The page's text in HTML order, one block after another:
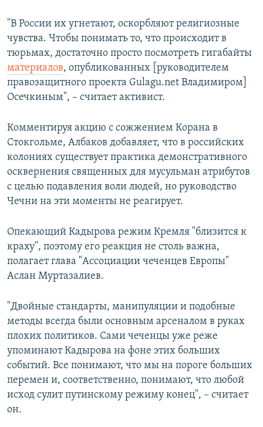
"В России их угнетают, оскорбляют религиозные
чувства. Чтобы понимать то, что происходит в
тюрьмах, достаточно просто посмотреть гигабайты
материалов, опубликованных [​руководителем
правозащитного проекта Gulagu.net Владимиром]
Осечкиным", – считает активист.
Комментируя акцию с сожжением Корана в
Стокгольме, Албаков добавляет, что в российских
колониях существует практика демонстративного
осквернения священных для мусульман атрибутов
с целью подавления воли людей, но руководство
Чечни на эти моменты не реагирует.
Опекающий Кадырова режим Кремля "близится к
краху", поэтому его реакция не столь важна,
полагает глава "Ассоциации чеченцев Европы"
Аслан Муртазалиев.
"Двойные стандарты, манипуляции и подобные
методы всегда были основным арсеналом в руках
плохих политиков. Сами чеченцы уже реже
упоминают Кадырова на фоне этих больших
событий. Все понимают, что мы на пороге больших
перемен и, соответственно, понимают, что любой
исход сулит путинскому режиму конец", – считает
он.